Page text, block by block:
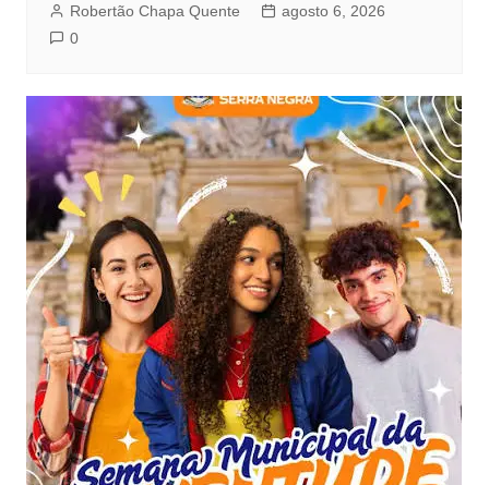
Robertão Chapa Quente
agosto 6, 2026
0